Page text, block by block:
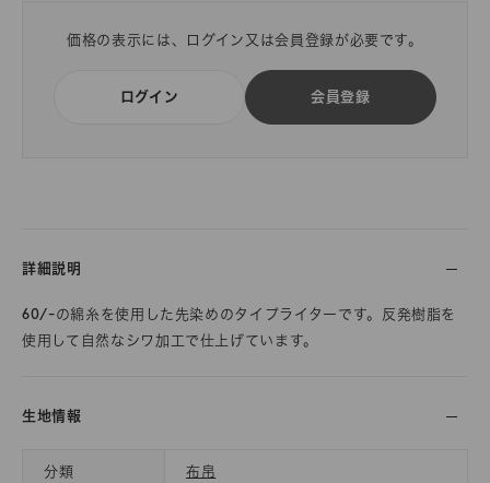
価格の表示には、ログイン又は会員登録が必要です。
ログイン 会員登録
詳細説明
60/-の綿糸を使用した先染めのタイプライターです。反発樹脂を
使用して自然なシワ加工で仕上げています。
生地情報
分類 布帛